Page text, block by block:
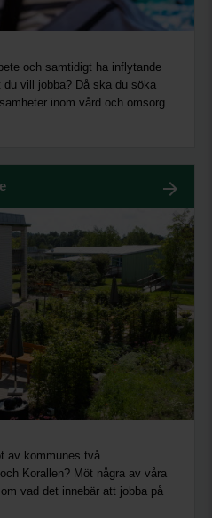
och samtidigt ha inflytande
vill jobba? Då ska du söka
inom vård och omsorg.
av kommunes två
Korallen? Möt några av våra
vad det innebär att jobba på